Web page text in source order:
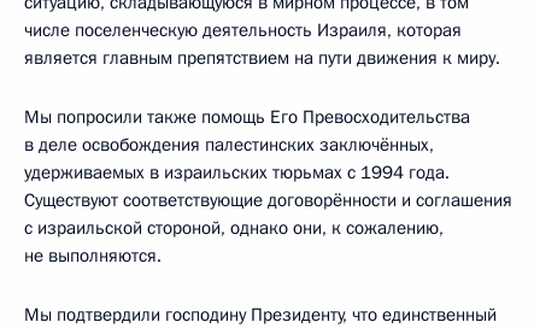
числе поселенческую деятельность Израиля, которая
является главным препятствием на пути движения к миру.
Мы попросили также помощь Его Превосходительства
в деле освобождения палестинских заключённых,
удерживаемых в израильских тюрьмах с 1994 года.
Существуют соответствующие договорённости и соглашения
с израильской стороной, однако они, к сожалению,
не выполняются.
Мы подтвердили господину Президенту, что единственный